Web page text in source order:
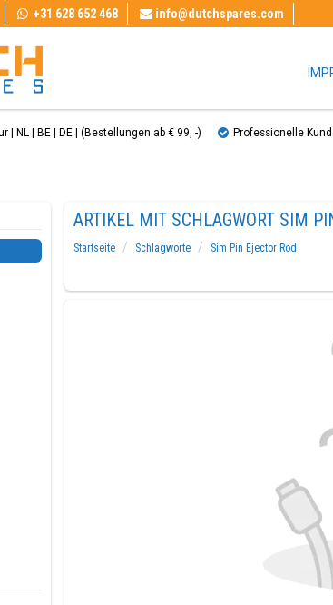
+31 628 652 468 info@dutchspares.com
| NL | BE | DE | (Bestellungen ab € 99, ​​-) Professionelle
ARTIKEL MIT SCHLAGWORT SIM
Startseite Schlagworte
Sim Pin Ejector Rod